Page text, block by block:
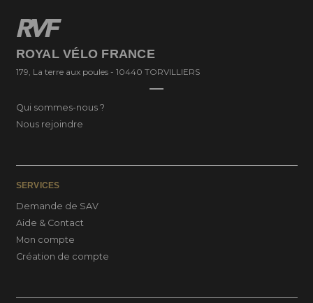
ROYAL VÉLO FRANCE
179, La terre aux poules - 10440 TORVILLIERS
Qui sommes-nous ?
Nous rejoindre
SERVICES
Demande de SAV
Aide & Contact
Mon compte
Création de compte